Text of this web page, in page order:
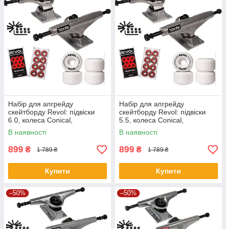
Набір для апгрейду
скейтборду Revol: підвіски
6.0, колеса Conical,
підшипники ABEC 5, болти
В наявності
899 ₴ 1 789 ₴
Купити
Набір для апгрейду
скейтборду Revol: підвіски
5.5, колеса Conical,
підшипники ABEC 5, болти
В наявності
899 ₴ 1 789 ₴
Купити
–50% –50%